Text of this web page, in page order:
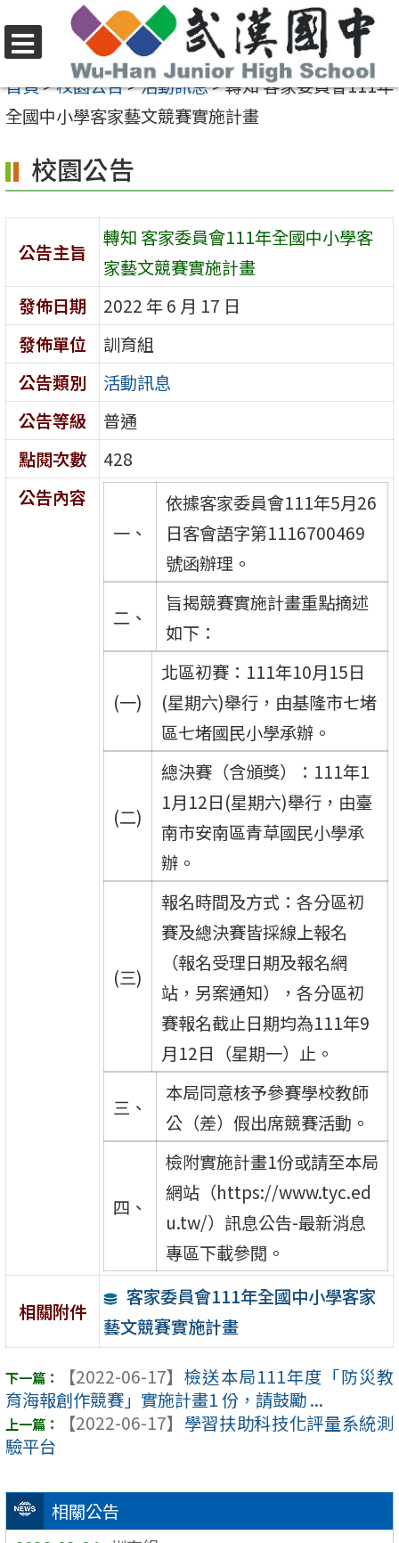
至
要
容
區
選
單
首頁>校園公告>活動訊息>轉知 客家委員會111年
全國中小學客家藝文競賽實施計畫
相關公告
校園公告
公告主旨
轉知 客家委員會111年全國中小學客
家藝文競賽實施計畫
發佈日期
2022 年 6 月 17 日
發佈單位
訓育組
公告類別
活動訊息
公告等級
普通
點閱次數
428
公告內容
一、
依據客家委員會111年5月26
日客會語字第1116700469
號函辦理。
二、
旨揭競賽實施計畫重點摘述
如下：
(一)
北區初賽：111年10月15日
(星期六)舉行，由基隆市七堵
區七堵國民小學承辦。
(二)
總決賽（含頒獎）：111年1
1月12日(星期六)舉行，由臺
南市安南區青草國民小學承
辦。
(三)
報名時間及方式：各分區初
賽及總決賽皆採線上報名
（報名受理日期及報名網
站，另案通知），各分區初
賽報名截止日期均為111年9
月12日（星期一）止。
三、
本局同意核予參賽學校教師
公（差）假出席競賽活動。
四、
檢附實施計畫1份或請至本局
網站（https://www.tyc.ed
u.tw/）訊息公告-最新消息
專區下載參閱。
相關附件
客家委員會111年全國中小學客家
藝文競賽實施計畫
【2022-06-17】 檢送本局111年度「防災教
育海報創作競賽」實施計畫1 份，請鼓勵 ...
【2022-06-17】 學習扶助科技化評量系統測
驗平台